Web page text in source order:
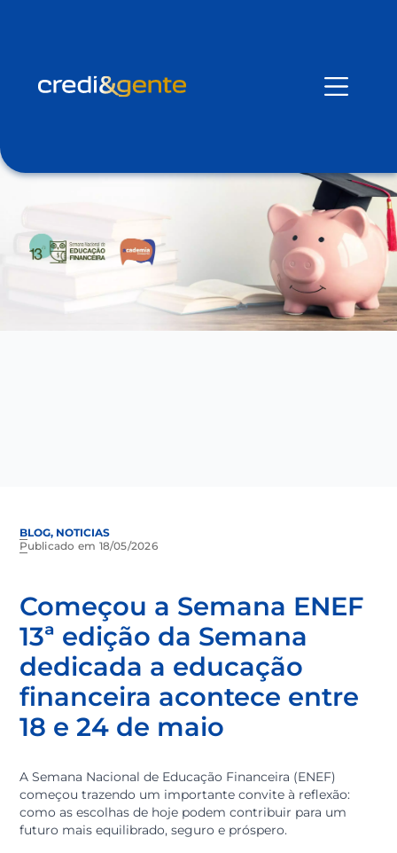
Publicado em 18/05/2026
Começou a Semana
13ª edição da Semana
dedicada a educação
financeira acontece
18 e 24 de maio